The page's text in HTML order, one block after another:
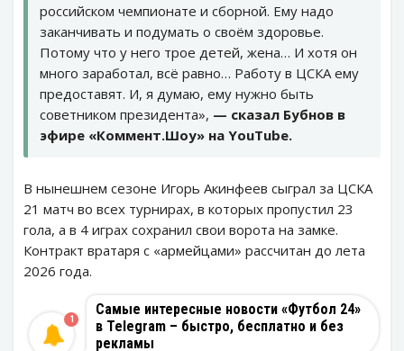
российском чемпионате и сборной. Ему надо
заканчивать и подумать о своём здоровье.
Потому что у него трое детей, жена… И хотя он
много заработал, всё равно… Работу в ЦСКА ему
предоставят. И, я думаю, ему нужно быть
советником президента», — сказал Бубнов в
эфире «Коммент.Шоу» на YouTube.
В нынешнем сезоне Игорь Акинфеев сыграл за ЦСКА
21 матч во всех турнирах, в которых пропустил 23
гола, а в 4 играх сохранил свои ворота на замке.
Контракт вратаря с «армейцами» рассчитан до лета
2026 года.
Самые интересные новости «Футбол 24»
в Telegram – быстро, бесплатно и без
рекламы
1